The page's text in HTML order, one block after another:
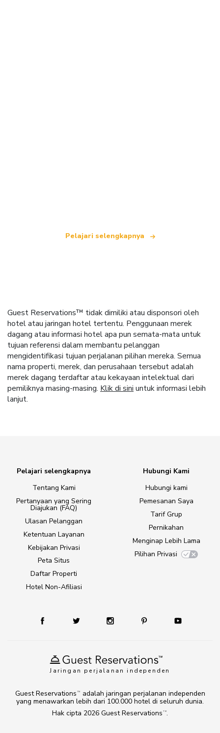
Pelajari selengkapnya
Guest Reservations™ tidak dimiliki atau disponsori oleh
hotel atau jaringan hotel tertentu. Penggunaan merek
dagang atau informasi hotel apa pun semata-mata untuk
tujuan referensi dalam membantu pelanggan
mengidentifikasi tujuan perjalanan pilihan mereka. Semua
nama properti, merek, dan perusahaan tersebut adalah
merek dagang terdaftar atau kekayaan intelektual dari
pemiliknya masing-masing. Klik di sini untuk informasi lebih
lanjut.
Jaringan perjalanan independen
Pelajari selengkapnya
Tentang Kami
Pertanyaan yang Sering
Diajukan (FAQ)
Ulasan Pelanggan
Ketentuan Layanan
Kebijakan Privasi
Peta Situs
Daftar Properti
Hotel Non-Afiliasi
Hubungi Kami
Hubungi kami
Pemesanan Saya
Tarif Grup
Pernikahan
Menginap Lebih Lama
Pilihan Privasi
Hak cipta 2026 Guest Reservations TM.
Guest Reservations TM
adalah jaringan perjalanan independen
yang menawarkan lebih dari 100.000 hotel di seluruh dunia.